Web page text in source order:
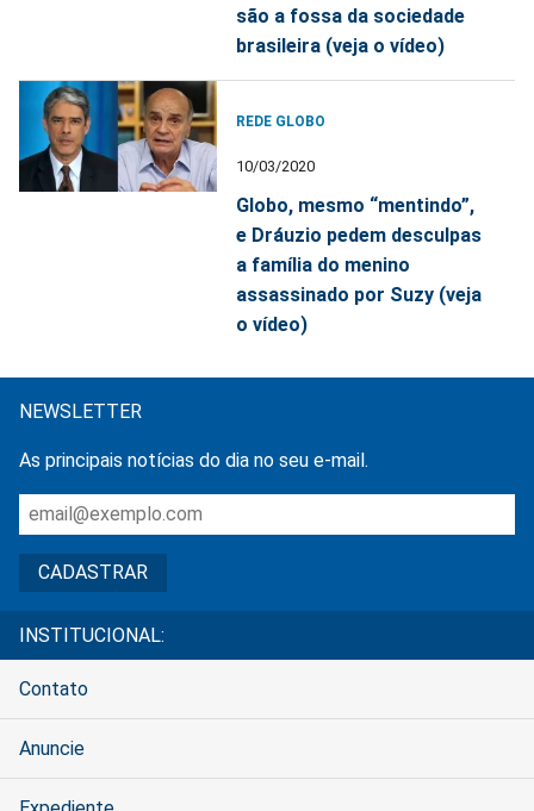
são a fossa da sociedade
brasileira (veja o vídeo)
REDE GLOBO
10/03/2020
Globo, mesmo “mentindo”,
e Dráuzio pedem desculpas
a família do menino
assassinado por Suzy (veja
o vídeo)
NEWSLETTER
As principais notícias do dia no seu e-mail.
INSTITUCIONAL:
Contato
Anuncie